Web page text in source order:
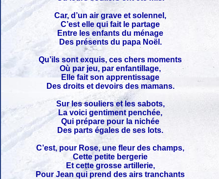
Car, d’un air grave et solennel,
C’est elle qui fait le partage
Entre les enfants du ménage
Des présents du papa Noël.
Qu’ils sont exquis, ces chers moments
Où par jeu, par enfantillage,
Elle fait son apprentissage
Des droits et devoirs des mamans.
Sur les souliers et les sabots,
La voici gentiment penchée,
Qui prépare pour la nichée
Des parts égales de ses lots.
C’est, pour Rose, une fleur des champs,
Cette petite bergerie
Et cette grosse artillerie,
Pour Jean qui prend des airs tranchants